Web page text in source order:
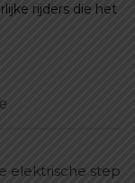
rijders die het
elektrische step